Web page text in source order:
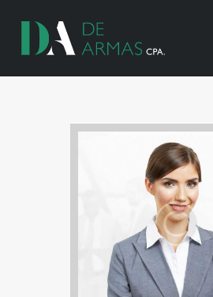
HOME
OUR SERVICES
RESOURCES
CONTACT US